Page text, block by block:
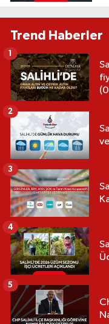
Trend Haberler
1
2
3
4
5